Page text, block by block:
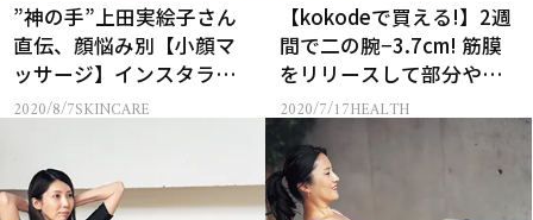
”神の手”上田実絵子さん
直伝、顔悩み別【小顔マ
ッサージ】インスタライ
ブまとめ
2020/8/7SKINCARE
【kokodeで買える!】2週
間で二の腕−3.7cm! 筋膜
をリリースして部分やせ
できる【ユニッシュ レセ
ル ボディ】
2020/7/17HEALTH